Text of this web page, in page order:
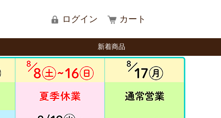
ログイン カート
新着商品